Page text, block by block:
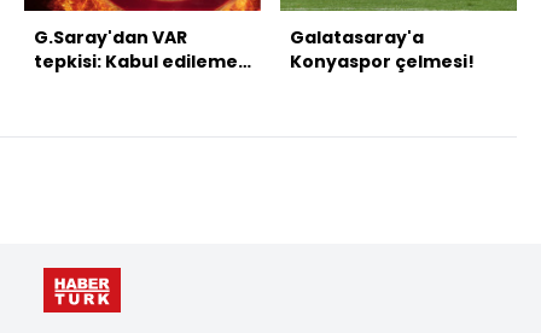
G.Saray'dan VAR
tepkisi: Kabul edilemez
Galatasaray'a
Konyaspor çelmesi!